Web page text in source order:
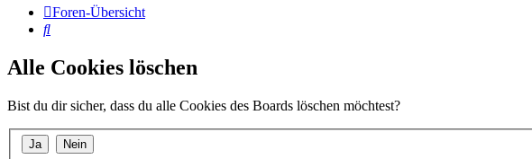
Foren-Übersicht
Suche
Alle Cookies löschen
Bist du dir sicher, dass du alle Cookies des Boards löschen möchtest?